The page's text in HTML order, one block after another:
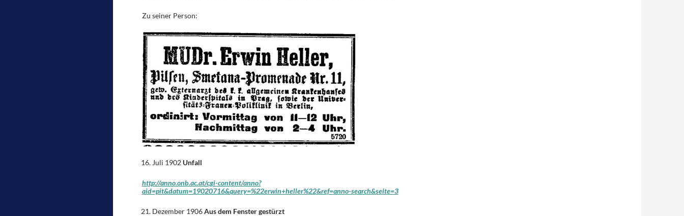
Zu seiner Person:
Juli 1902 Unfall
http://anno.onb.ac.at/cgi-content/anno?
aid=pit&datum=19020716&query=%22erwin+heller%22&ref=anno-search&seite=3
Dezember 1906Aus dem Fenster gestürzt